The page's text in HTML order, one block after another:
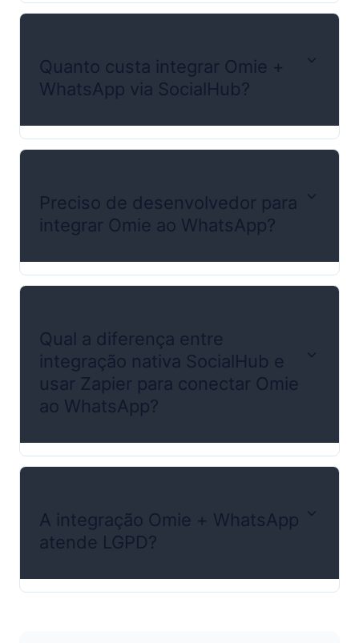
Quanto custa integrar Omie +
WhatsApp via SocialHub?
Preciso de desenvolvedor para
integrar Omie ao WhatsApp?
Qual a diferença entre
integração nativa SocialHub e
usar Zapier para conectar Omie
ao WhatsApp?
A integração Omie + WhatsApp
atende LGPD?